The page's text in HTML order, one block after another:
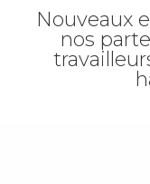
Nouveaux
nos